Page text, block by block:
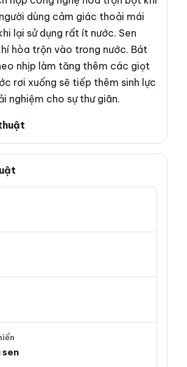
dùng cảm giác thoải mái
lại sử dụng rất ít nước. Sen
hòa trộn vào trong nước. Bát
nhịp làm tăng thêm các giọt
rơi xuống sẽ tiếp thêm sinh lực
nghiệm cho sự thư giãn.
sen